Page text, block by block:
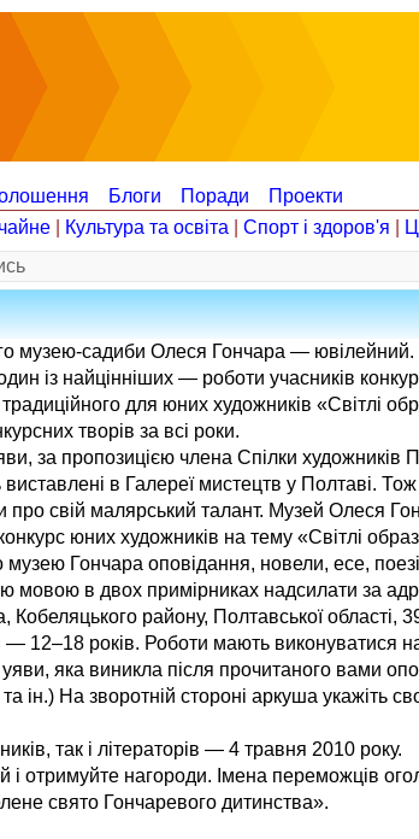
Блоги Поради
Проекти
Культура та освіта Спорт і здоров'я
музею-садиби Олеся Гончара —
із найцінніших — роботи учасників
для юних художників «Світлі
творів за всі роки.
за пропозицією члена Спілки
в Галереї мистецтв у Полтаві.
про свій малярський талант. Музей Олеся
юних художників на тему «Світлі
Гончара оповідання, новели, есе,
мовою в двох примірниках надсилати за
району, Полтавської області,
— 12–18 років. Роботи мають виконуватися
яка виникла після прочитаного вами
ін.) На зворотній стороні аркуша укажіть
так і літераторів — 4 травня 2010 року.
і отримуйте нагороди. Імена переможців
свято Гончаревого дитинства».